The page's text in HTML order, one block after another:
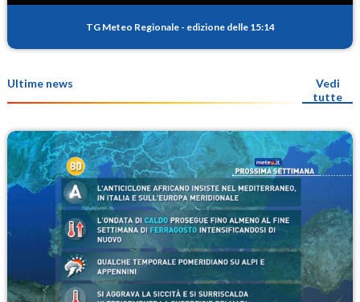
TG Meteo Regionale - edizione delle 15:14
Ultime news
Vedi
tutte